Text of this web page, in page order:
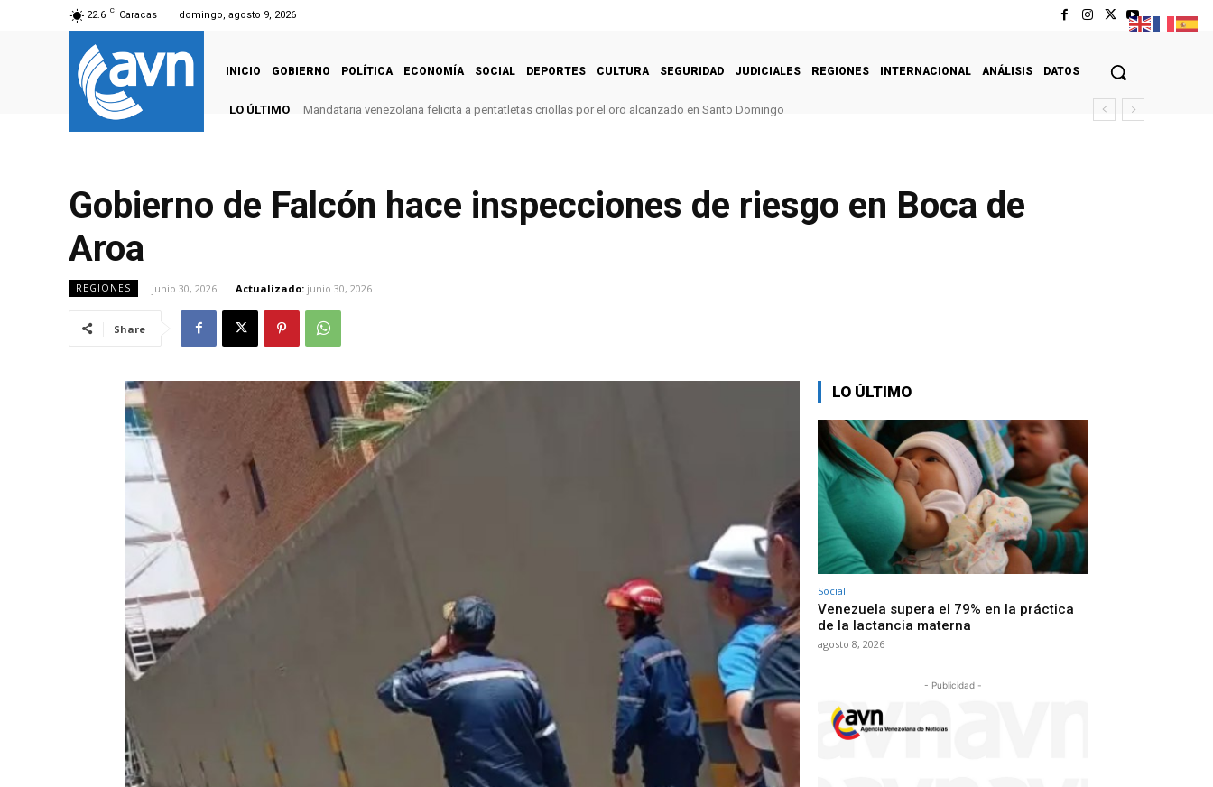
22.6 C Caracas domingo, agosto 9, 2026
INICIO GOBIERNO POLÍTICA ECONOMÍA SOCIAL DEPORTES CULTURA SEGURIDAD JUDICIALES REGIONES INTERNACIONAL ANÁLISIS DATOS
LO ÚLTIMO Mandataria venezolana felicita a pentatletas criollas por el oro alcanzado en Santo Domingo
Gobierno de Falcón hace inspecciones de riesgo en Boca de
Aroa
REGIONES junio 30, 2026 Actualizado: junio 30, 2026
Share
LO ÚLTIMO
Social
Venezuela supera el 79% en la práctica
de la lactancia materna
agosto 8, 2026
- Publicidad -